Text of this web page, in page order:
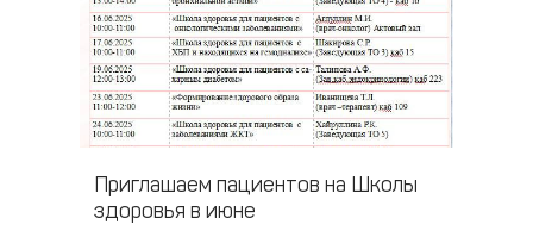
Приглашаем пациентов на Школы
здоровья в июне